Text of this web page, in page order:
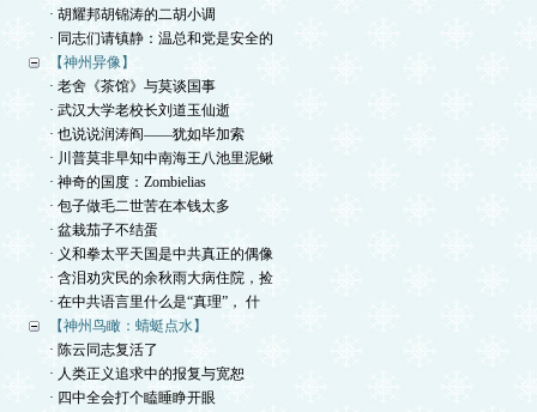
· 胡耀邦胡锦涛的二胡小调
· 同志们请镇静：温总和党是安全的
【神州异像】
· 老舍《茶馆》与莫谈国事
· 武汉大学老校长刘道玉仙逝
· 也说说润涛阎——犹如毕加索
· 川普莫非早知中南海王八池里泥鳅
· 神奇的国度：Zombielias
· 包子做毛二世苦在本钱太多
· 盆栽茄子不结蛋
· 义和拳太平天国是中共真正的偶像
· 含泪劝灾民的余秋雨大病住院，捡
· 在中共语言里什么是“真理”， 什
【神州鸟瞰：蜻蜓点水】
· 陈云同志复活了
· 人类正义追求中的报复与宽恕
· 四中全会打个瞌睡睁开眼